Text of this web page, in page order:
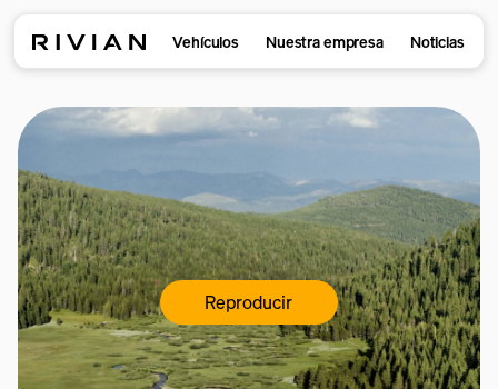
Vehículos Nuestra empresa Noticias
Reproducir